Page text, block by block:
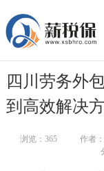
四川劳务外
到高效解决
浏览： 365 作者：